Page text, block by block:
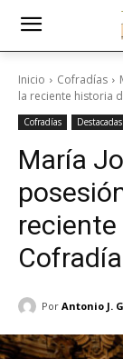
Inicio Cofradías
la reciente historia
Cofradías Destacadas
María
Por Antonio J.